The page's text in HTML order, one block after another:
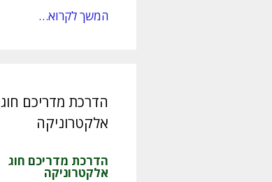
המשך לקרוא…
הדרכת מדריכם חוג
אלקטרוניקה
הדרכת מדריכם חוג
אלקטרוניקה